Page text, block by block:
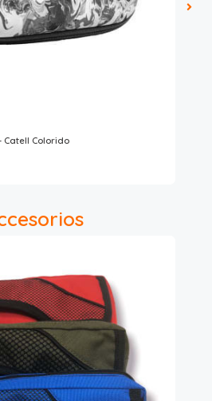
Catell Colorido